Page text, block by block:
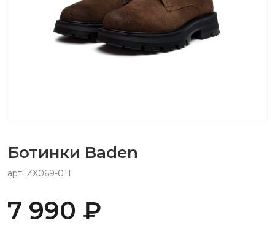
Ботинки Baden
арт: ZX069-011
7 990 ₽